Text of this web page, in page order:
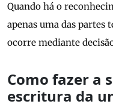
Quando há o
apenas uma das partes
ocorre mediante
Como fazer a
escritura da